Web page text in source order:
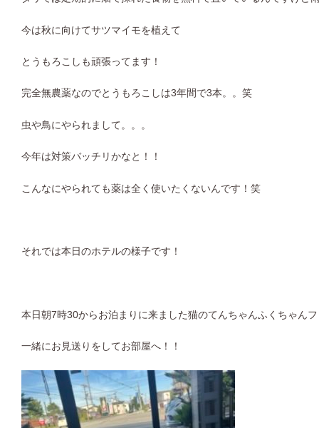
今は秋に向けてサツマイモを植えて
とうもろこしも頑張ってます！
完全無農薬なのでとうもろこしは3年間で3本。。笑
虫や鳥にやられまして。。。
今年は対策バッチリかなと！！
こんなにやられても薬は全く使いたくないんです！笑
それでは本日のホテルの様子です！
本日朝7時30からお泊まりに来ました猫のてんちゃんふくちゃん
一緒にお見送りをしてお部屋へ！！